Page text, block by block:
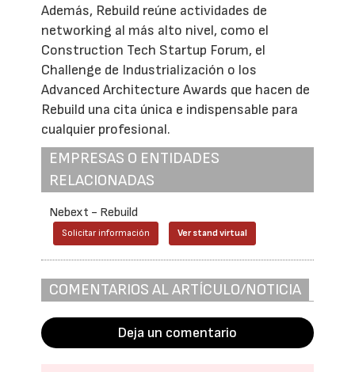
Además, Rebuild reúne actividades de
networking al más alto nivel, como el
Construction Tech Startup Forum, el
Challenge de Industrialización o los
Advanced Architecture Awards que hacen de
Rebuild una cita única e indispensable para
cualquier profesional.
EMPRESAS O ENTIDADES
RELACIONADAS
Nebext - Rebuild
Solicitar información Ver stand virtual
COMENTARIOS AL ARTÍCULO/NOTICIA
Deja un comentario